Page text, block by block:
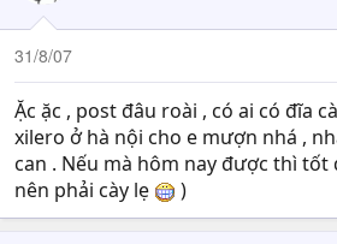
31/8/07
Ặc ặc , post đâu roài , có ai có đĩa
xilero ở hà nội cho e mượn nhá ,
can . Nếu mà hôm nay được thì tốt
nên phải cày lẹ
)